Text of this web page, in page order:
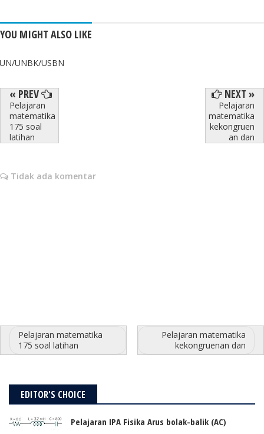
YOU MIGHT ALSO LIKE
UN/UNBK/USBN
« PREV
Pelajaran
matematika
175 soal
latihan
NEXT »
Pelajaran
matematika
kekongruen
an dan
Tidak ada komentar
Pelajaran matematika
175 soal latihan
Pelajaran matematika
kekongruenan dan
EDITOR'S CHOICE
Pelajaran IPA Fisika Arus bolak-balik (AC)